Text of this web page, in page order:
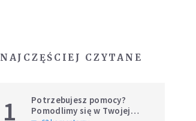
NAJCZĘŚCIEJ CZYTANE
1
Potrzebujesz pomocy?
Pomodlimy się w Twojej